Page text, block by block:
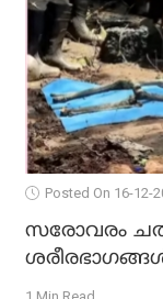
Posted On 16-12-
സരോവരം
ഡി.എൻ.എ